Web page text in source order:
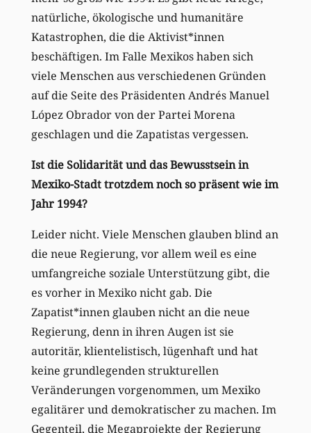
natürliche, ökologische und humanitäre
Katastrophen, die die Aktivist*innen
beschäftigen. Im Falle Mexikos haben sich
viele Menschen aus verschiedenen Gründen
auf die Seite des Präsidenten Andrés Manuel
López Obrador von der Partei Morena
geschlagen und die Zapatistas vergessen.
Ist die Solidarität und das Bewusstsein in
Mexiko-Stadt trotzdem noch so präsent wie im
Jahr 1994?
Leider nicht. Viele Menschen glauben blind an
die neue Regierung, vor allem weil es eine
umfangreiche soziale Unterstützung gibt, die
es vorher in Mexiko nicht gab. Die
Zapatist*innen glauben nicht an die neue
Regierung, denn in ihren Augen ist sie
autoritär, klientelistisch, lügenhaft und hat
keine grundlegenden strukturellen
Veränderungen vorgenommen, um Mexiko
egalitärer und demokratischer zu machen. Im
Gegenteil, die Megaprojekte der Regierung